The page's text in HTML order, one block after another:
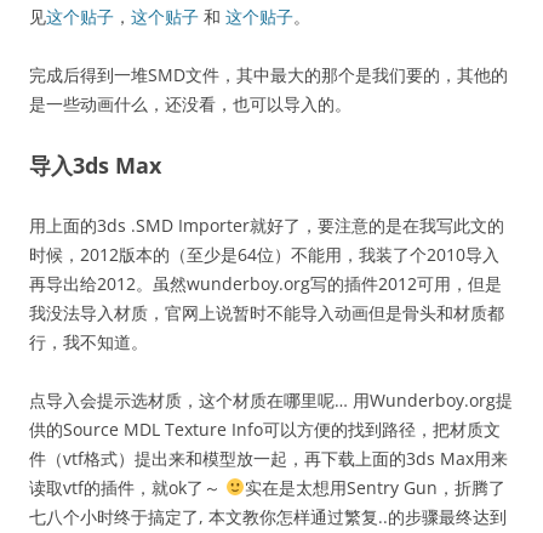
见这个贴子 ， 这个贴子 和 这个贴子。
完成后得到一堆SMD文件，其中最大的那个是我们要的，其他的
是一些动画什么，还没看，也可以导入的。
导入3ds Max
用上面的3ds .SMD Importer就好了，要注意的是在我写此文的
时候，2012版本的（至少是64位）不能用，我装了个2010导入
再导出给2012。虽然wunderboy.org写的插件2012可用，但是
我没法导入材质，官网上说暂时不能导入动画但是骨头和材质都
行，我不知道。
点导入会提示选材质，这个材质在哪里呢… 用Wunderboy.org提
供的Source MDL Texture Info可以方便的找到路径，把材质文
件（vtf格式）提出来和模型放一起，再下载上面的3ds Max用来
读取vtf的插件，就ok了～
实在是太想用Sentry Gun，折腾了
七八个小时终于搞定了, 本文教你怎样通过繁复..的步骤最终达到